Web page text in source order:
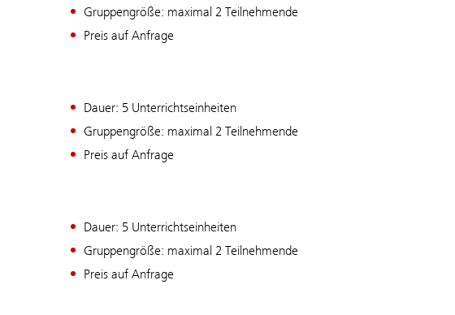
Gruppengröße: maximal 2 Teilnehmende
Preis auf Anfrage
Dauer: 5 Unterrichtseinheiten
Gruppengröße: maximal 2 Teilnehmende
Preis auf Anfrage
Dauer: 5 Unterrichtseinheiten
Gruppengröße: maximal 2 Teilnehmende
Preis auf Anfrage